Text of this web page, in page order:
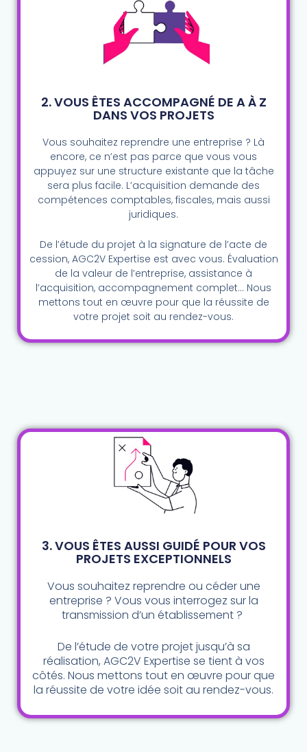
2. VOUS ÊTES ACCOMPAGNÉ DE A À Z
DANS VOS PROJETS
Vous souhaitez reprendre une entreprise ? Là
encore, ce n’est pas parce que vous vous
appuyez sur une structure existante que la tâche
sera plus facile. L’acquisition demande des
compétences comptables, fiscales, mais aussi
juridiques.
De l’étude du projet à la signature de l’acte de
cession, AGC2V Expertise est avec vous. Évaluation
de la valeur de l’entreprise, assistance à
l’acquisition, accompagnement complet… Nous
mettons tout en œuvre pour que la réussite de
votre projet soit au rendez-vous.
3. VOUS ÊTES AUSSI GUIDÉ POUR VOS
PROJETS EXCEPTIONNELS
Vous souhaitez reprendre ou céder une
entreprise ? Vous vous interrogez sur la
transmission d’un établissement ?
De l’étude de votre projet jusqu’à sa
réalisation, AGC2V Expertise se tient à vos
côtés. Nous mettons tout en œuvre pour que
la réussite de votre idée soit au rendez-vous.